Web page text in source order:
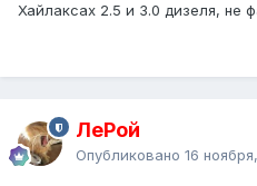
Хайлаксах 2.5 и 3.0 дизеля, не
ЛеРой
Опубликовано 16